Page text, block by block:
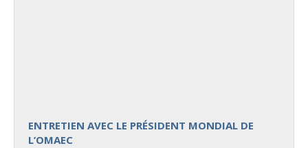
ENTRETIEN AVEC LE PRÉSIDENT MONDIAL DE
L’OMAEC